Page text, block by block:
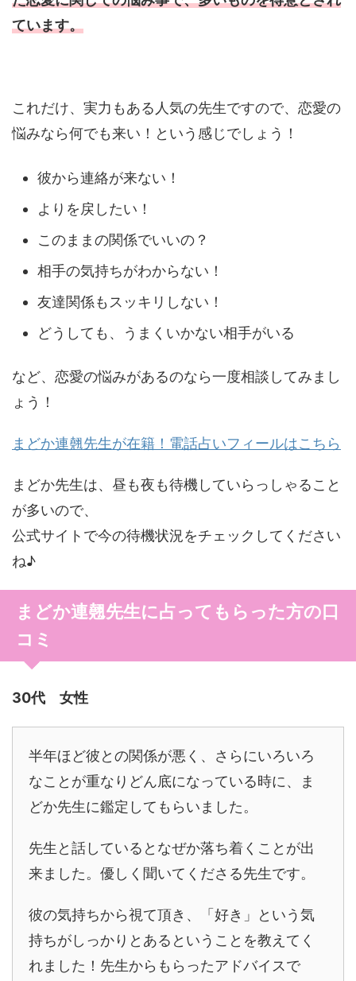
ています。
これだけ、実力もある人気の先生ですので、恋愛の
悩みなら何でも来い！という感じでしょう！
彼から連絡が来ない！
よりを戻したい！
このままの関係でいいの？
相手の気持ちがわからない！
友達関係もスッキリしない！
どうしても、うまくいかない相手がいる
など、恋愛の悩みがあるのなら一度相談してみまし
ょう！
まどか連翹先生が在籍！電話占いフィールはこちら
まどか先生は、昼も夜も待機していらっしゃること
が多いので、
公式サイトで今の待機状況をチェックしてください
ね♪
まどか連翹先生に占ってもらった方の口
コミ
30代 女性
半年ほど彼との関係が悪く、さらにいろいろ
なことが重なりどん底になっている時に、ま
どか先生に鑑定してもらいました。
先生と話しているとなぜか落ち着くことが出
来ました。優しく聞いてくださる先生です。
彼の気持ちから視て頂き、「好き」という気
持ちがしっかりとあるということを教えてく
れました！先生からもらったアドバイスで